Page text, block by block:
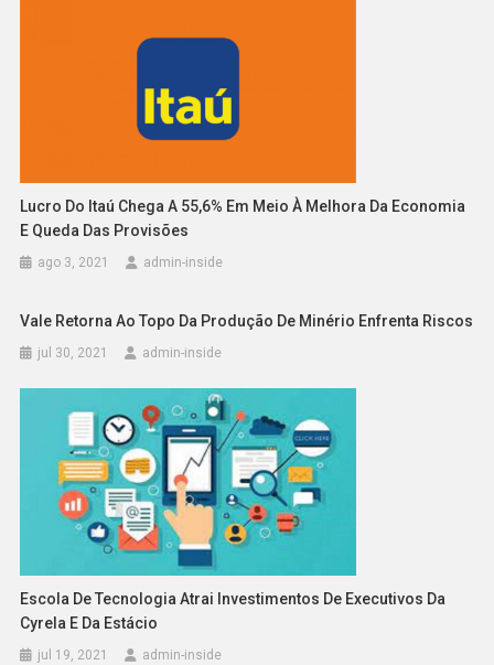
Lucro Do Itaú Chega A 55,6% Em Meio À Melhora Da Economia
E Queda Das Provisões
ago 3, 2021 admin-inside
Vale Retorna Ao Topo Da Produção De Minério Enfrenta Riscos
jul 30, 2021 admin-inside
Escola De Tecnologia Atrai Investimentos De Executivos Da
Cyrela E Da Estácio
jul 19, 2021 admin-inside